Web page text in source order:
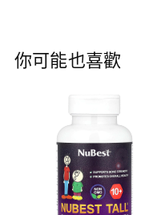
你可能也喜歡